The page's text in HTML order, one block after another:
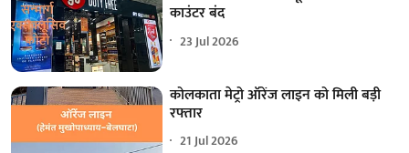
काउंटर बंद
23 Jul 2026
कोलकाता मेट्रो ऑरेंज लाइन को मिली बड़ी
रफ्तार
21 Jul 2026